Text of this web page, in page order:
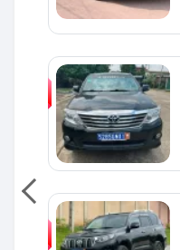
SPÉCIAL